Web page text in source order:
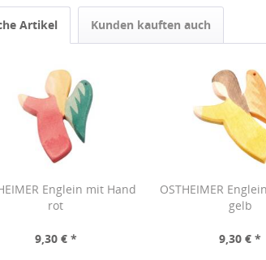
Artikel Kunden kauften auch
Englein mit Hand
rot
9,30 € *
OSTHEIMER
gelb
9,30 € *